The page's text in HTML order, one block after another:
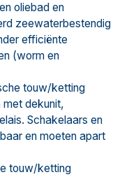
oliebad en
zeewaterbestendig
efficiënte
(worm en
touw/ketting
dekunit,
Schakelaars en
en moeten apart
touw/ketting